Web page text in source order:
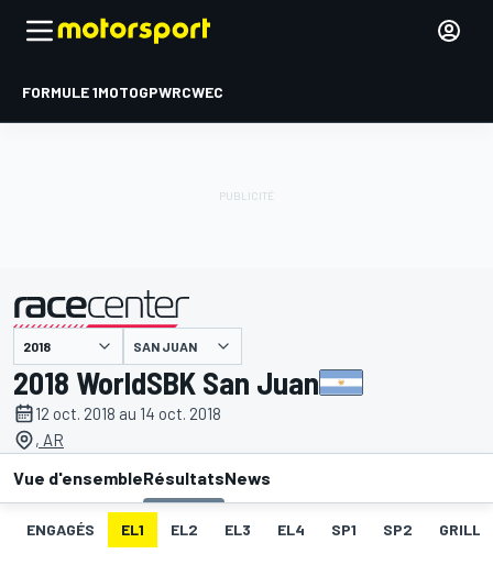
FORMULE 1MOTOGPWRCWEC
présenté par SAN JUAN
2018 WorldSBK San Juan
12 oct. 2018 au 14 oct. 2018
, AR
Vue d'ensembleRésultatsNews
ENGAGÉS EL1 EL2 EL3 EL4 SP1 SP2